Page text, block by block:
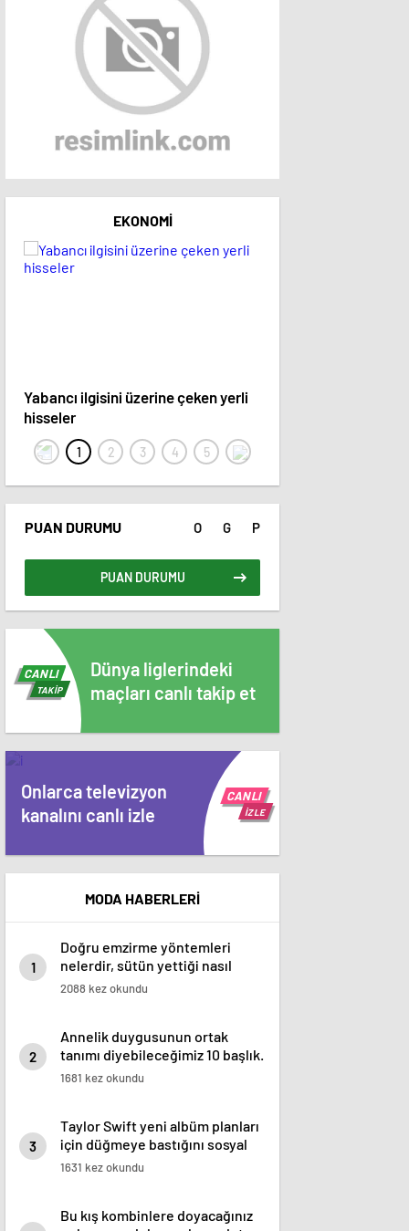
EKONOMI
Yabancı ilgisini üzerine çeken yerli
hisseler
PUAN DURUMU O G P
PUAN DURUMU
Dünya liglerindeki
maçları canlı takip et
CANLI
TAKİP
Onlarca televizyon
kanalını canlı izle
CANLI
İZLE
MODA HABERLERİ
1
Doğru emzirme yöntemleri
nelerdir, sütün yettiği nasıl
anlaşılır?
2088 kez okundu
2
Annelik duygusunun ortak
tanımı diyebileceğimiz 10 başlık.
1681 kez okundu
3
Taylor Swift yeni albüm planları
için düğmeye bastığını sosyal
medyadan duyurdu!
1631 kez okundu
Bu kış kombinlere doyacağınız